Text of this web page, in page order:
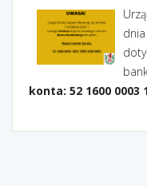
konta: 52 1600 0003